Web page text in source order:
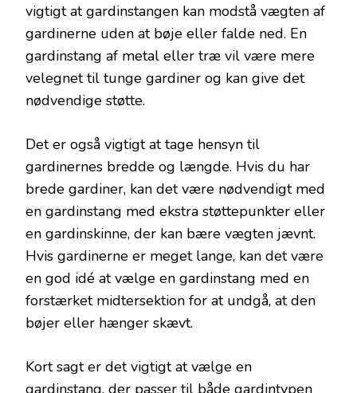
vigtigt at gardinstangen kan modstå vægten af
gardinerne uden at bøje eller falde ned. En
gardinstang af metal eller træ vil være mere
velegnet til tunge gardiner og kan give det
nødvendige støtte.
Det er også vigtigt at tage hensyn til
gardinernes bredde og længde. Hvis du har
brede gardiner, kan det være nødvendigt med
en gardinstang med ekstra støttepunkter eller
en gardinskinne, der kan bære vægten jævnt.
Hvis gardinerne er meget lange, kan det være
en god idé at vælge en gardinstang med en
forstærket midtersektion for at undgå, at den
bøjer eller hænger skævt.
Kort sagt er det vigtigt at vælge en
gardinstang, der passer til både gardintypen